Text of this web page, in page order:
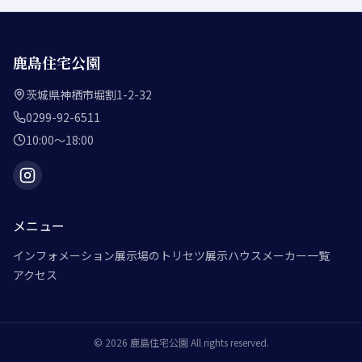
鹿島住宅公園
茨城県神栖市堀割1-2-32
0299-92-6511
10:00～18:00
メニュー
インフォメーション展示場のトリセツ展示ハウスメーカー一覧
アクセス
© 2026 鹿島住宅公園 All rights reserved.